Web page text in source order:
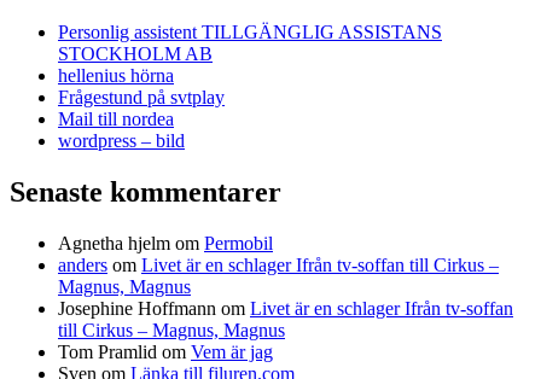
Personlig assistent TILLGÄNGLIG ASSISTANS
STOCKHOLM AB
hellenius hörna
Frågestund på svtplay
Mail till nordea
wordpress – bild
Senaste kommentarer
Agnetha hjelm om Permobil
anders om Livet är en schlager Ifrån tv-soffan till Cirkus –
Magnus, Magnus
Josephine Hoffmann om Livet är en schlager Ifrån tv-soffan
till Cirkus – Magnus, Magnus
Tom Pramlid om Vem är jag
Sven om Länka till filuren.com